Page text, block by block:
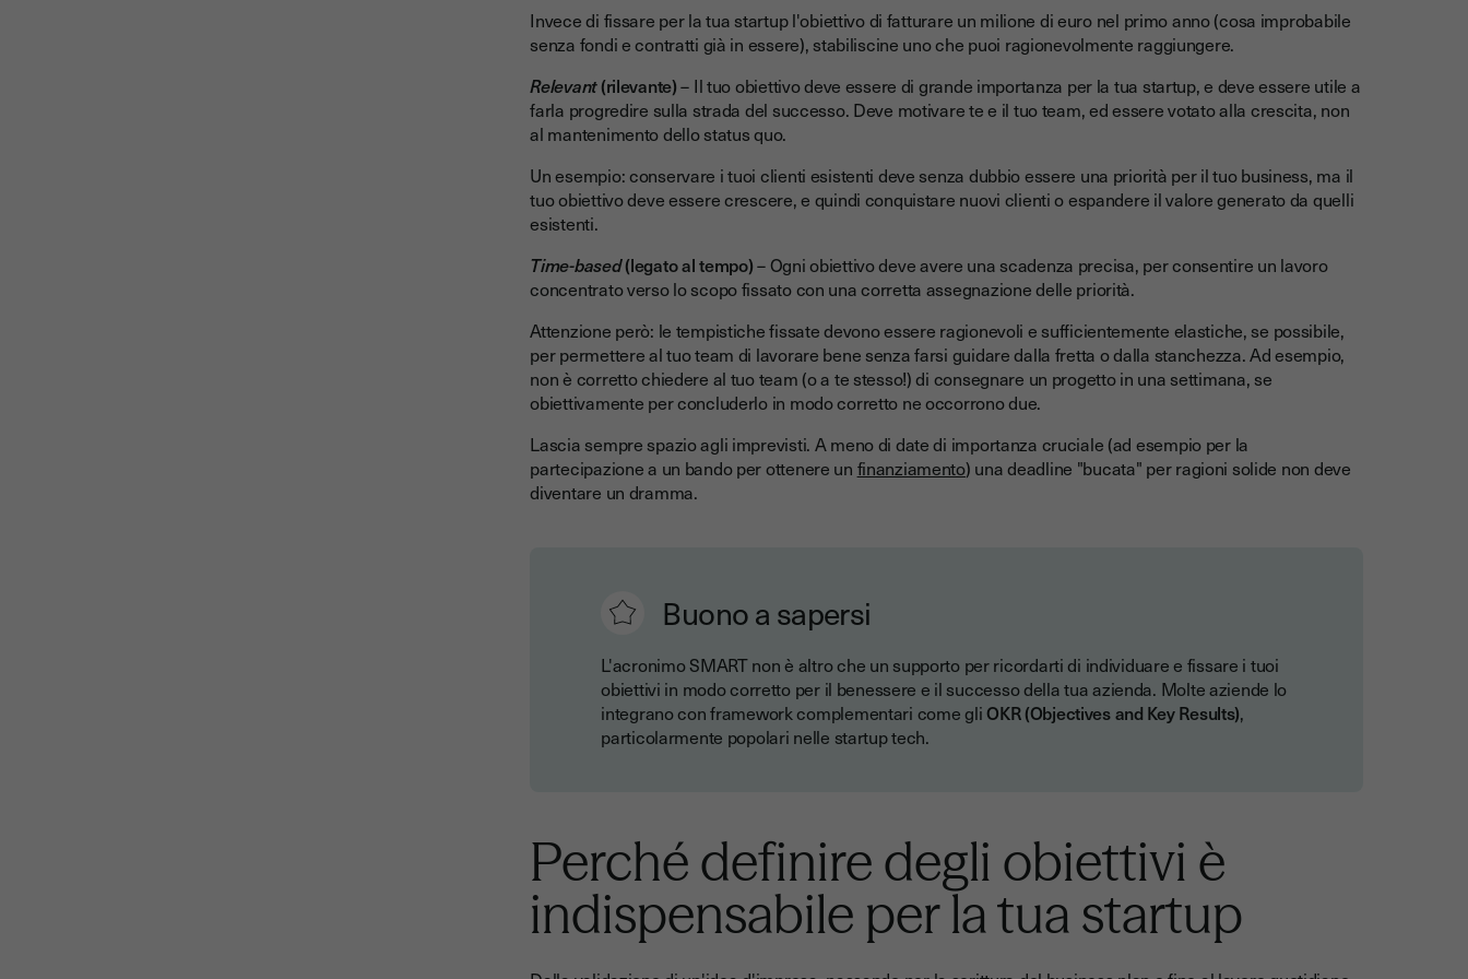
Invece di fissare per la tua startup l'obiettivo di fatturare un milione di euro nel primo anno (cosa improbabile
senza fondi e contratti già in essere), stabiliscine uno che puoi ragionevolmente raggiungere.
Relevant(rilevante)– Il tuo obiettivo deve essere di grande importanza per la tua startup, e deve essere utile a
farla progredire sulla strada del successo. Deve motivare te e il tuo team, ed essere votato alla crescita, non
al mantenimento dello status quo.
Un esempio: conservare i tuoi clienti esistenti deve senza dubbio essere una priorità per il tuo business, ma il
tuo obiettivo deve essere crescere, e quindi conquistare nuovi clienti o espandere il valore generato da quelli
esistenti.
Time-based(legato al tempo)– Ogni obiettivo deve avere una scadenza precisa, per consentire un lavoro
concentrato verso lo scopo fissato con una corretta assegnazione delle priorità.
Attenzione però: le tempistiche fissate devono essere ragionevoli e sufficientemente elastiche, se possibile,
per permettere al tuo team di lavorare bene senza farsi guidare dalla fretta o dalla stanchezza. Ad esempio,
non è corretto chiedere al tuo team (o a te stesso!) di consegnare un progetto in una settimana, se
obiettivamente per concluderlo in modo corretto ne occorrono due.
Lascia sempre spazio agli imprevisti. A meno di date di importanza cruciale (ad esempio per la
partecipazione a un bando per ottenere un finanziamento) una deadline "bucata" per ragioni solide non deve
diventare un dramma.
Buono a sapersi
L'acronimo SMART non è altro che un supporto per ricordarti di individuare e fissare i tuoi
obiettivi in modo corretto per il benessere e il successo della tua azienda. Molte aziende lo
integrano con framework complementari come gliOKR (Objectives and Key Results),
particolarmente popolari nelle startup tech.
Perché definire degli obiettivi è
indispensabile per la tua startup